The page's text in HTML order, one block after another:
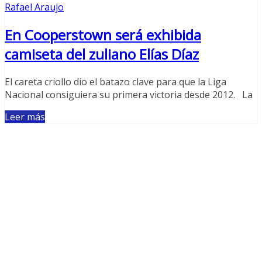
Rafael Araujo
En Cooperstown será exhibida
camiseta del zuliano Elías Díaz
El careta criollo dio el batazo clave para que la Liga
Nacional consiguiera su primera victoria desde 2012. La
Leer más